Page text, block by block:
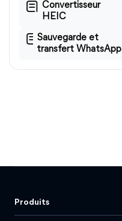
Convertisseur
HEIC
Sauvegarde et
transfert WhatsApp
Produits